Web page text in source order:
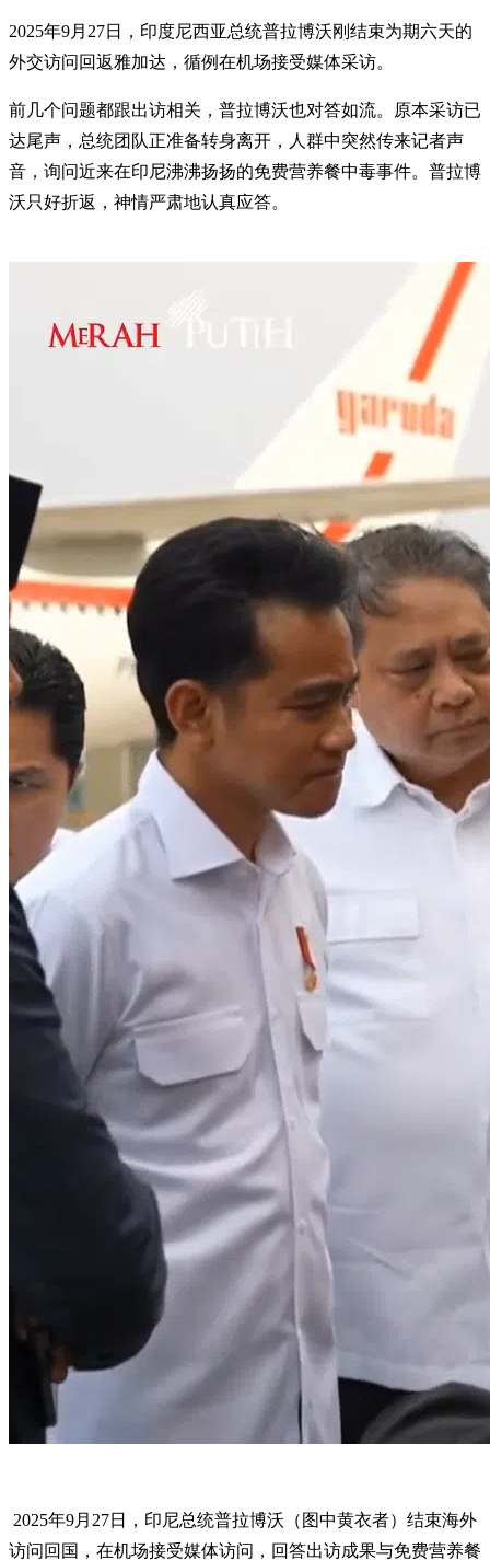
2025年9月27日，印度尼西亚总统普拉博沃刚结束为期六天的
外交访问回返雅加达，循例在机场接受媒体采访。
前几个问题都跟出访相关，普拉博沃也对答如流。原本采访已
达尾声，总统团队正准备转身离开，人群中突然传来记者声
音，询问近来在印尼沸沸扬扬的免费营养餐中毒事件。普拉博
沃只好折返，神情严肃地认真应答。
2025年9月27日，印尼总统普拉博沃（图中黄衣者）结束海外
访问回国，在机场接受媒体访问，回答出访成果与免费营养餐